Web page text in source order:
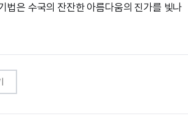
법은 수국의 잔잔한 아름다움의 진가를 빛나